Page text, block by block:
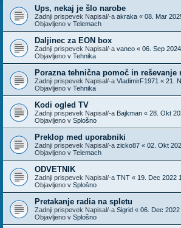
Ups, nekaj je šlo narobe
Zadnji prispevek Napisal/-a akraka « 08. Mar
Objavljeno v Telemach
Daljinec za EON box
Zadnji prispevek Napisal/-a vaneo « 06. Sep
Objavljeno v Tehnika
Porazna tehnična pomoč in reševanje
Zadnji prispevek Napisal/-a VladimirF1971 « 21.
Objavljeno v Tehnika
Kodi ogled TV
Zadnji prispevek Napisal/-a Bajkman « 28. Okt
Objavljeno v Splošno
Preklop med uporabniki
Zadnji prispevek Napisal/-a zicko87 « 02. Okt
Objavljeno v Telemach
ODVETNIK
Zadnji prispevek Napisal/-a TNT « 19. Dec 2022
Objavljeno v Splošno
Pretakanje radia na spletu
Zadnji prispevek Napisal/-a Sigrid « 06. Dec 2022
Objavljeno v Splošno